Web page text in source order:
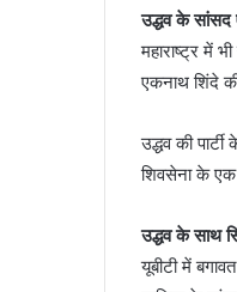
उद्धव के
महाराष्ट्र में
एकनाथ शिंदे
उद्धव की
शिवसेना के एक
उद्धव के साथ
यूबीटी में